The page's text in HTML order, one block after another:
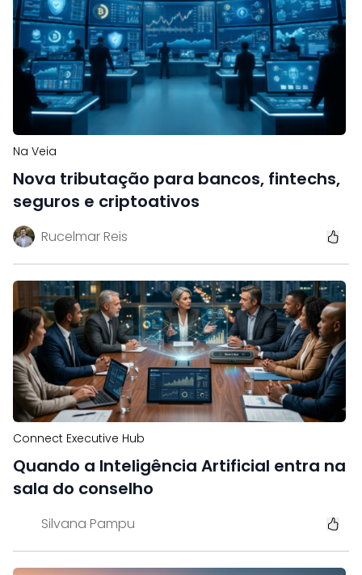
Na Veia
Nova tributação para bancos, fintechs,
seguros e criptoativos
Rucelmar Reis
Connect Executive Hub
Quando a Inteligência Artificial entra na
sala do conselho
Silvana Pampu